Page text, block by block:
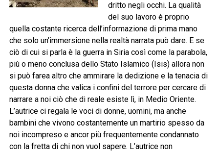
dritto negli occhi. La qualità
del suo lavoro è proprio
quella costante ricerca dell’informazione di prima mano
che solo un’immersione nella realtà narrata può dare. E se
ciò di cui si parla è la guerra in Siria così come la parabola,
più o meno conclusa dello Stato Islamico (Isis) allora non
si può farea altro che ammirare la dedizione e la tenacia di
questa donna che valica i confini del terrore per cercare di
narrare a noi ciò che di reale esiste lì, in Medio Oriente.
L’autrice ci regala le voci di donne, uomini, ma anche
bambini che vivono costantemente un martirio spesso da
noi incompreso e ancor più frequentemente condannato
con la fretta di chi non vuol sapere. L’autrice non